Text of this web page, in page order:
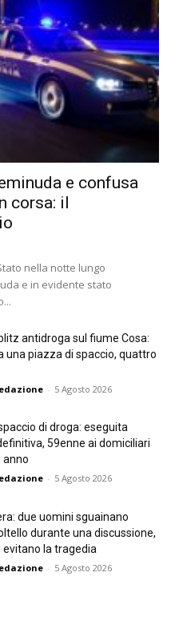
e confusa
corsa: il
nella notte lungo
e in evidente stato
antidroga sul fiume Cosa:
una piazza di spaccio, quattro
- 5 Agosto 2026
di droga: eseguita
59enne ai domiciliari
anno
- 5 Agosto 2026
due uomini sguainano
durante una discussione,
evitano la tragedia
- 5 Agosto 2026